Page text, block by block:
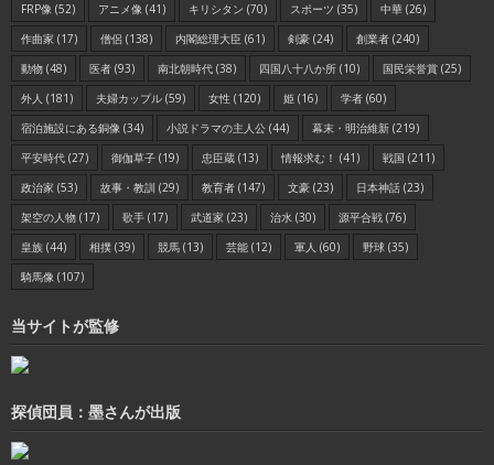
FRP像 (52) アニメ像 (41) キリシタン (70) スポーツ (35) 中華 (26)
作曲家 (17) 僧侶 (138) 内閣総理大臣 (61) 剣豪 (24) 創業者 (240)
動物 (48) 医者 (93) 南北朝時代 (38) 四国八十八か所 (10) 国民栄誉賞 (25)
外人 (181) 夫婦カップル (59) 女性 (120) 姫 (16) 学者 (60)
宿泊施設にある銅像 (34) 小説ドラマの主人公 (44) 幕末・明治維新 (219)
平安時代 (27) 御伽草子 (19) 忠臣蔵 (13) 情報求む！ (41) 戦国 (211)
政治家 (53) 故事・教訓 (29) 教育者 (147) 文豪 (23) 日本神話 (23)
架空の人物 (17) 歌手 (17) 武道家 (23) 治水 (30) 源平合戦 (76)
皇族 (44) 相撲 (39) 競馬 (13) 芸能 (12) 軍人 (60) 野球 (35)
騎馬像 (107)
当サイトが監修
探偵団員：墨さんが出版